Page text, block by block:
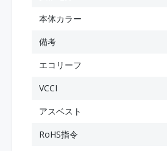
本体カラー
備考
エコリーフ
VCCI
アスベスト
RoHS指令